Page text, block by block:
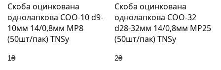
Скоба оцинкована
однолапкова СОО-10 d9-
10мм 14/0,8мм МР8
(50шт/пак) TNSy
1₴
Скоба оцинкована
однолапкова СОО-32
d28-32мм 14/0,8мм МР25
(50шт/пак) TNSy
2₴